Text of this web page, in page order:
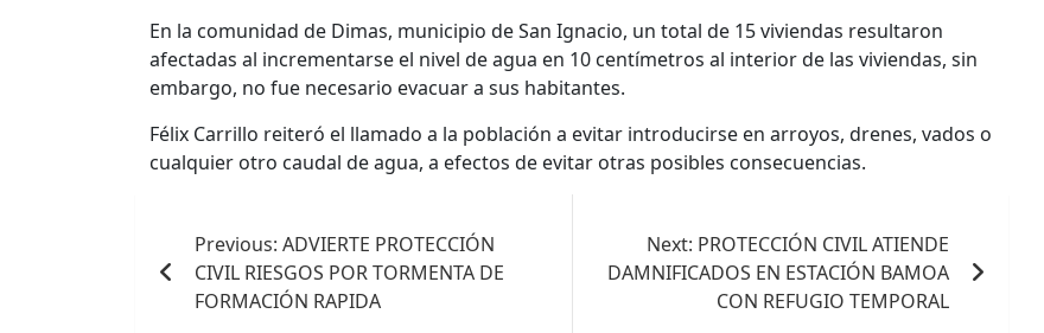
En la comunidad de Dimas, municipio de San Ignacio, un total de 15 viviendas resultaron
afectadas al incrementarse el nivel de agua en 10 centímetros al interior de las viviendas, sin
embargo, no fue necesario evacuar a sus habitantes.
Félix Carrillo reiteró el llamado a la población a evitar introducirse en arroyos, drenes, vados o
cualquier otro caudal de agua, a efectos de evitar otras posibles consecuencias.
de
entradas
Previous: ADVIERTE PROTECCIÓN
CIVIL RIESGOS POR TORMENTA DE
FORMACIÓN RAPIDA
Next: PROTECCIÓN CIVIL ATIENDE
DAMNIFICADOS EN ESTACIÓN BAMOA
CON REFUGIO TEMPORAL